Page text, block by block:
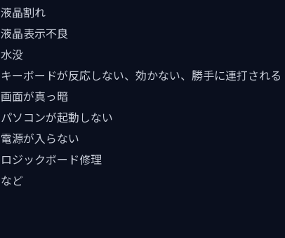
液晶割れ
液晶表示不良
水没
キーボードが反応しない、効かない、勝手に連打される
画面が真っ暗
パソコンが起動しない
電源が入らない
ロジックボード修理
など